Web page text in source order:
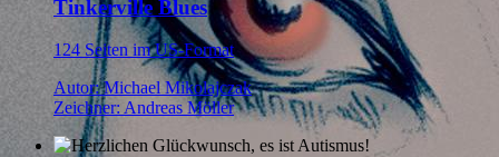
Tinkerville Blues
124 Seiten im US-Format
Autor: Michael Mikolajczak
Zeichner: Andreas Möller